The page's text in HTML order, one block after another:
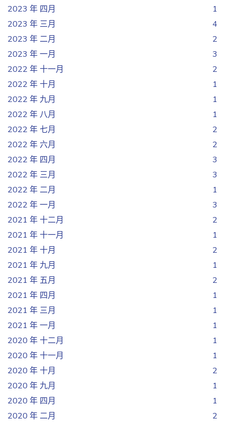
2023 年 四月
1
2023 年 三月
4
2023 年 二月
2
2023 年 一月
3
2022 年 十一月
2
2022 年 十月
1
2022 年 九月
1
2022 年 八月
1
2022 年 七月
2
2022 年 六月
2
2022 年 四月
3
2022 年 三月
3
2022 年 二月
1
2022 年 一月
3
2021 年 十二月
2
2021 年 十一月
1
2021 年 十月
2
2021 年 九月
1
2021 年 五月
2
2021 年 四月
1
2021 年 三月
1
2021 年 一月
1
2020 年 十二月
1
2020 年 十一月
1
2020 年 十月
2
2020 年 九月
1
2020 年 四月
1
2020 年 二月
2